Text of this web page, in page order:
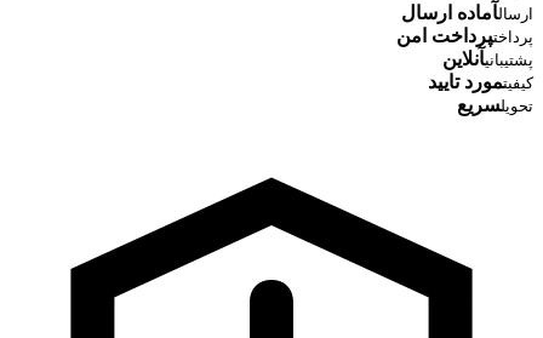
ارسالآماده ارسال
پرداختپرداخت امن
پشتیبانیآنلاین
کیفیتمورد تایید
تحویلسریع